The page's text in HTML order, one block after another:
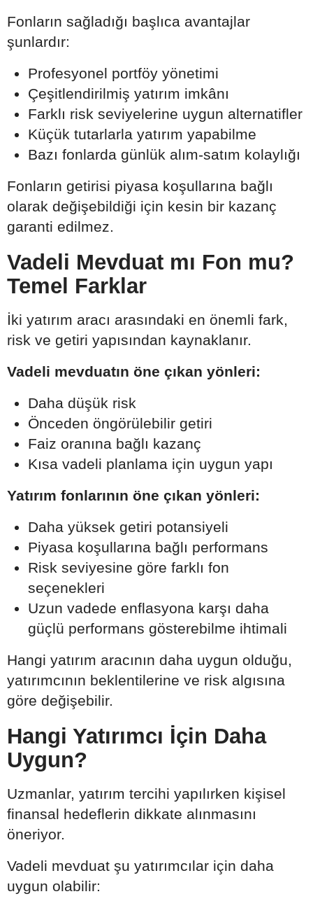
Fonların sağladığı başlıca avantajlar
şunlardır:
Profesyonel portföy yönetimi
Çeşitlendirilmiş yatırım imkânı
Farklı risk seviyelerine uygun alternatifler
Küçük tutarlarla yatırım yapabilme
Bazı fonlarda günlük alım-satım kolaylığı
Fonların getirisi piyasa koşullarına bağlı
olarak değişebildiği için kesin bir kazanç
garanti edilmez.
Vadeli Mevduat mı Fon mu?
Temel Farklar
İki yatırım aracı arasındaki en önemli fark,
risk ve getiri yapısından kaynaklanır.
Vadeli mevduatın öne çıkan yönleri:
Daha düşük risk
Önceden öngörülebilir getiri
Faiz oranına bağlı kazanç
Kısa vadeli planlama için uygun yapı
Yatırım fonlarının öne çıkan yönleri:
Daha yüksek getiri potansiyeli
Piyasa koşullarına bağlı performans
Risk seviyesine göre farklı fon
seçenekleri
Uzun vadede enflasyona karşı daha
güçlü performans gösterebilme ihtimali
Hangi yatırım aracının daha uygun olduğu,
yatırımcının beklentilerine ve risk algısına
göre değişebilir.
Hangi Yatırımcı İçin Daha
Uygun?
Uzmanlar, yatırım tercihi yapılırken kişisel
finansal hedeflerin dikkate alınmasını
öneriyor.
Vadeli mevduat şu yatırımcılar için daha
uygun olabilir: